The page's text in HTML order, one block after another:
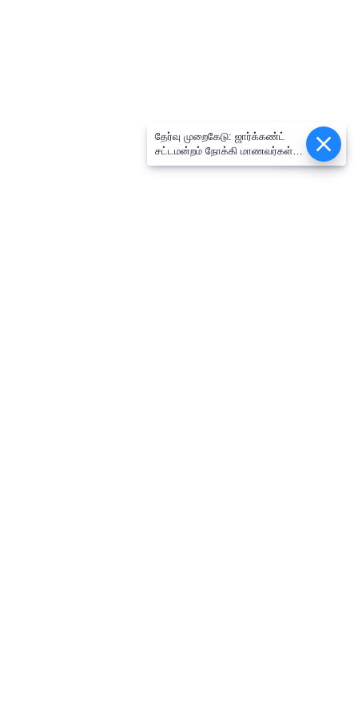
தேர்வு முறைகேடு: ஜார்க்கண்ட்
சட்டமன்றம் நோக்கி மாணவர்கள்
பேரணி.. முதல்வர் வீட்டை
Epaper